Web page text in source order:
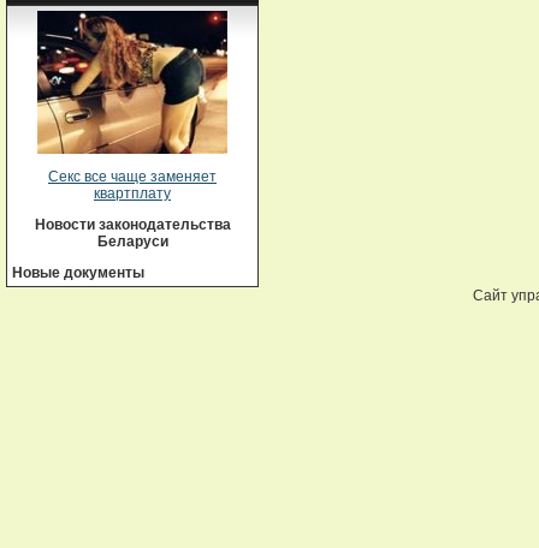
Секс все чаще заменяет
квартплату
Новости законодательства
Беларуси
Новые документы
Сайт